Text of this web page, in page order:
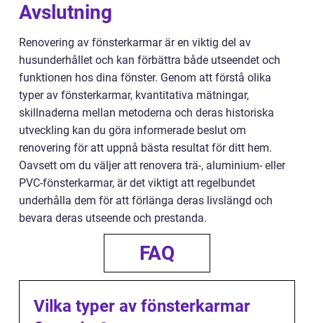
Avslutning
Renovering av fönsterkarmar är en viktig del av
husunderhållet och kan förbättra både utseendet och
funktionen hos dina fönster. Genom att förstå olika
typer av fönsterkarmar, kvantitativa mätningar,
skillnaderna mellan metoderna och deras historiska
utveckling kan du göra informerade beslut om
renovering för att uppnå bästa resultat för ditt hem.
Oavsett om du väljer att renovera trä-, aluminium- eller
PVC-fönsterkarmar, är det viktigt att regelbundet
underhålla dem för att förlänga deras livslängd och
bevara deras utseende och prestanda.
FAQ
Vilka typer av fönsterkarmar